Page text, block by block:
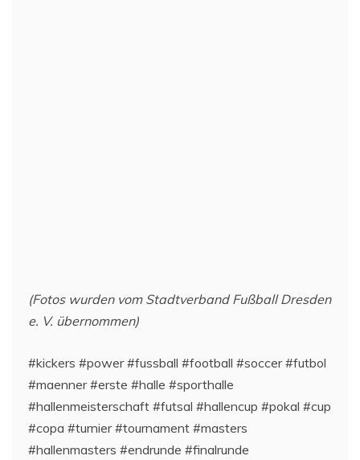
(Fotos wurden vom Stadtverband Fußball Dresden
e. V. übernommen)
#kickers #power #fussball #football #soccer #futbol
#maenner #erste #halle #sporthalle
#hallenmeisterschaft #futsal #hallencup #pokal #cup
#copa #turnier #tournament #masters
#hallenmasters #endrunde #finalrunde